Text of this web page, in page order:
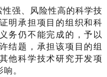
强、风险性高的科学技
明承担项目的组织和科
务仍不能完成的，予以
结题，承担该项目的组
他科学技术研究开发项
。